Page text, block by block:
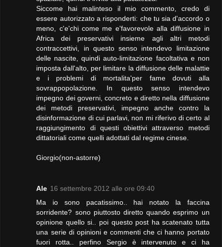
Siccome hai malinteso il mio commento, credo di
essere autorizzato a risponderti: che tu sia d'accordo o
meno, c'e'chi come me e'favorevole alla diffusione in
Africa dei preservativi insieme agli altri metodi
contraccettivi, in questo senso intendevo limitazione
delle nascite, quindi auto-limitazione facoltativa e non
imposta dall'alto, per limitare la diffusione delle malattie
e i problemi di mortalita'per fame dovuti alla
sovrappopolazione. In questo senso intendevo
impegno dei governi, concreto e diretto nella diffusione
dei metodi preservativi, impegno anche contro la
disinformazione di cui parlavi, non mi riferivo di certo al
raggiungimento di questi obiettivi attraverso metodi
dittatoriali come quelli adottati dal regime cinese.
Giorgio(non-astorre)
Ale 16 settembre 2012 alle ore 09:40
Ma io sono pacatissimo.. hai notato la faccina
sorridente? sono piuttosto diretto quando esprimo un
opinione quello si.. poi questo post ha scatenato tutta
una serie di opinioni e commenti che ci hanno portato
fuori rotta.. perfino Sergio è intervenuto e ci ha